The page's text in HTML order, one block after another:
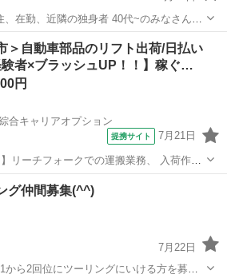
在勤、近隣の独身者 40代~のみなさん、
トークやオフ会🍻🍴🍰🎤交流をLINEのオ
ょう⁉️ LINEグルチャをきっかけに心の支
その他
＞自動車部品のリフト出荷/日払い
者×ブラッシュUP！！】稼ぐ…
円
合キャリアオプション
提携サイト 7月21日
リーチフォークでの運搬業務、 入荷作
、 荷揃え、 出荷作業(トラックへの積み
などを行っていただきます。 ※入社2～3
グ仲間募集(^^)
7月22日
から2回位にツーリングにいける方を募集